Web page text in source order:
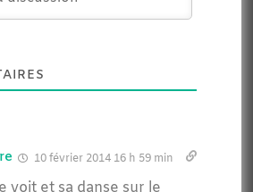
10 février 2014 16 h 59 min
voit et sa danse sur le